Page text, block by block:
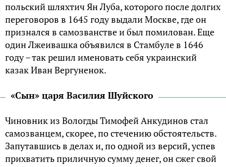
польский шляхтич Ян Луба, которого после долгих
переговоров в 1645 году выдали Москве, где он
признался в самозванстве и был помилован. Еще
один Лжеивашка объявился в Стамбуле в 1646
году – так решил именовать себя украинский
казак Иван Вергуненок.
«Сын» царя Василия Шуйского
Чиновник из Вологды Тимофей Анкудинов стал
самозванцем, скорее, по стечению обстоятельств.
Запутавшись в делах и, по одной из версий, успев
прихватить приличную сумму денег, он сжег свой